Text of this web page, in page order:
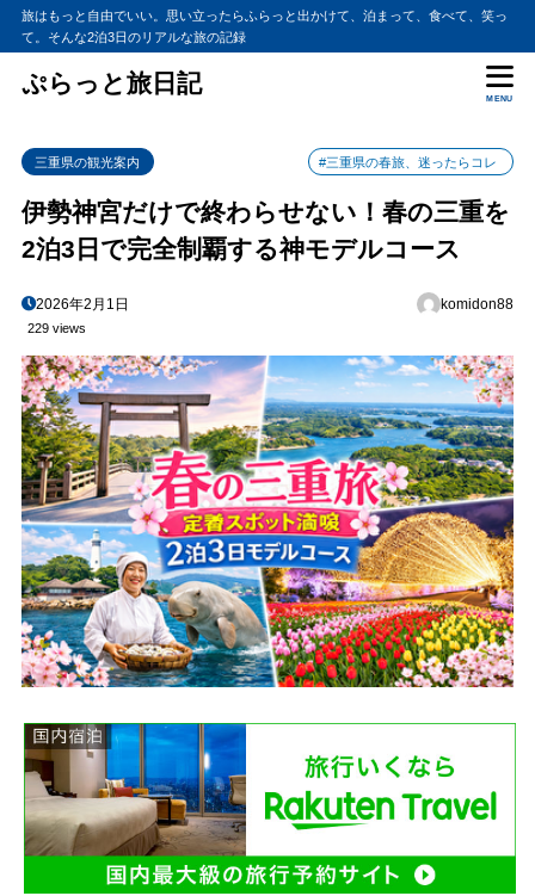
旅はもっと自由でいい。思い立ったらふらっと出かけて、泊まって、食べて、笑っ
て。そんな2泊3日のリアルな旅の記録
ぷらっと旅日記
MENU
三重県の観光案内 #三重県の春旅、迷ったらコレ
伊勢神宮だけで終わらせない！春の三重を
2泊3日で完全制覇する神モデルコース
2026年2月1日 komidon88
229 views